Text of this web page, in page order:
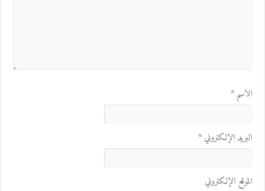
الاسم*
البريد الإلكتروني*
الموقع الإلكتروني